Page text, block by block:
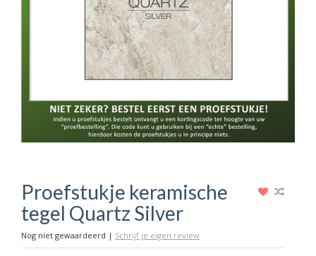
Proefstukje keramische
tegel Quartz Silver
Nog niet gewaardeerd | Schrijf je eigen review